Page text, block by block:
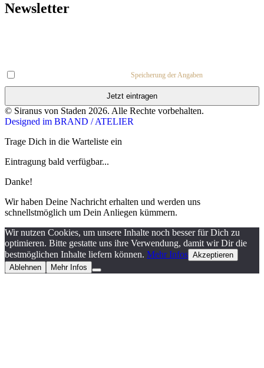
Newsletter
Speicherung der Angaben
Jetzt eintragen
© Siranus von Staden 2026. Alle Rechte vorbehalten.
Designed im BRAND / ATELIER
Trage Dich in die Warteliste ein
Eintragung bald verfügbar...
Danke!
Wir haben Deine Nachricht erhalten und werden uns
schnellstmöglich um Dein Anliegen kümmern.
Wir nutzen Cookies, um unsere Inhalte noch besser für Dich zu
optimieren. Bitte gestatte uns ihre Verwendung, damit wir Dir die
bestmöglichen Inhalte liefern können. Mehr Infos Akzeptieren
Ablehnen
Mehr Infos